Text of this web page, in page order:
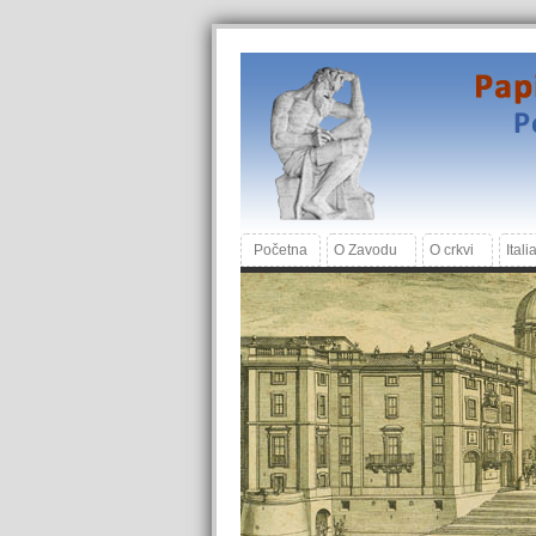
Početna O Zavodu O crkvi